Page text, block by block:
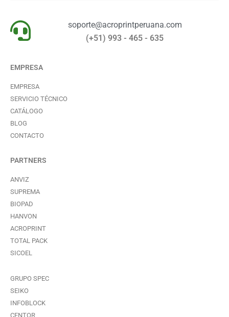
soporte@acroprintperuana.com
(+51) 993 - 465 - 635
EMPRESA
EMPRESA
SERVICIO TÉCNICO
CATÁLOGO
BLOG
CONTACTO
PARTNERS
ANVIZ
SUPREMA
BIOPAD
HANVON
ACROPRINT
TOTAL PACK
SICOEL
GRUPO SPEC
SEIKO
INFOBLOCK
CENTOR